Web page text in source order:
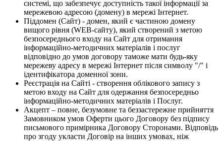
системі, що забезпечує доступність такої інформації за
мережевою адресою (домену) в мережі Інтернет.
Піддомен (Сайт) - домен, який є частиною домену
вищого рівня (WEB-сайту), який створений з метою
безпосереднього входу на Сайт для отримання
інформаційно-методичних матеріалів і послуг
відповідно до умов договору таможе мати будь-яку
мережеву адресу в мережі Інтернет після символу "/" і
ідентифікатора доменної зони.
Реєстрація на Сайті - створення облікового запису з
метою входу на Сайт для одержання безпосередньо
інформаційно-методичних матеріалів і Послуг.
Акцепт – повне, безумовне та беззастережне прийняття
Замовником умов Оферти цього Договору без підпису
письмового примірника Договору Сторонами. Відповідь
про згоду укласти Договір на інших умовах, ніж